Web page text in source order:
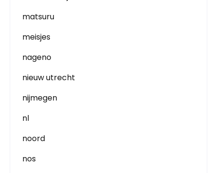
matsuru
meisjes
nageno
nieuw utrecht
nijmegen
nl
noord
nos